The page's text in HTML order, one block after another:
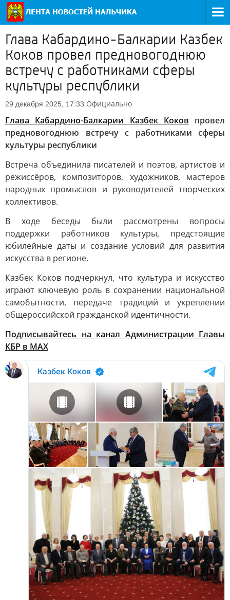
Глава Кабардино-Балкарии Казбек
Коков провел предновогоднюю
встречу с работниками сферы
культуры республики
29 декабря 2025, 17:33 Официально
Глава Кабардино-Балкарии Казбек Коков провел
предновогоднюю встречу с работниками сферы
культуры республики
Встреча объединила писателей и поэтов, артистов и
режиссёров, композиторов, художников, мастеров
народных промыслов и руководителей творческих
коллективов.
В ходе беседы были рассмотрены вопросы
поддержки работников культуры, предстоящие
юбилейные даты и создание условий для развития
искусства в регионе.
Казбек Коков подчеркнул, что культура и искусство
играют ключевую роль в сохранении национальной
самобытности, передаче традиций и укреплении
общероссийской гражданской идентичности.
Подписывайтесь на канал Администрации Главы
КБР в МАХ